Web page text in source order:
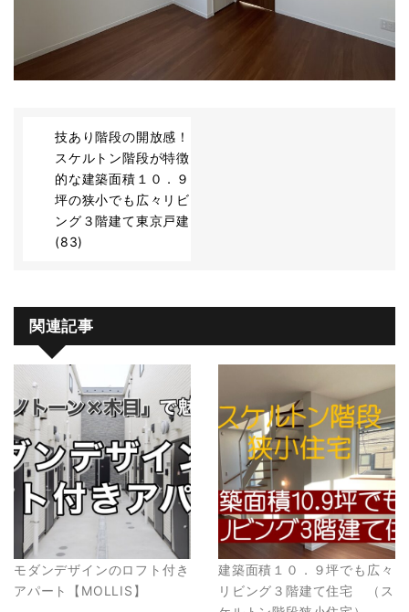
技あり階段の開放感！
スケルトン階段が特徴
的な建築面積１０．９
坪の狭小でも広々リビ
ング３階建て東京戸建
(83)
関連記事
モダンデザインのロフト付き
アパート【MOLLIS】
建築面積１０．９坪でも広々
リビング３階建て住宅 （ス